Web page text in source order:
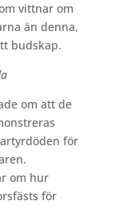
vittnar om
än denna,
budskap.
om att de
för
om hur
för